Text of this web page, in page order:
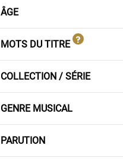
ÂGE
MOTS DU TITRE
COLLECTION / SÉRIE
GENRE MUSICAL
PARUTION